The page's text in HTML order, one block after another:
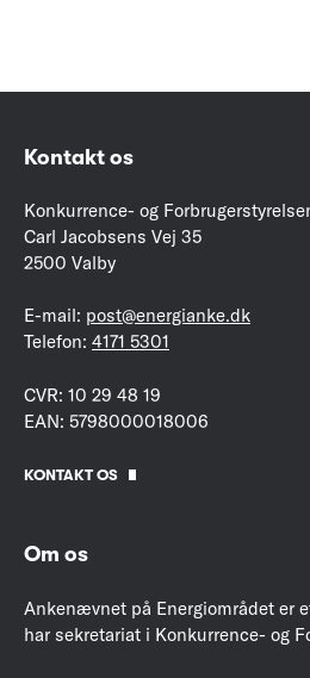
Kontakt os
Konkurrence- og
Carl Jacobsens Vej 35
2500 Valby
E-mail: post@energianke.dk
Telefon: 4171 5301
CVR: 10 29 48 19
EAN: 5798000018006
KONTAKT OS
Om os
Ankenævnet på Energiområdet er
har sekretariat i Konkurrence- og